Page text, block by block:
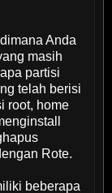
Anda
masih
partisi
telah berisi
root, home
Rote.
beberapa